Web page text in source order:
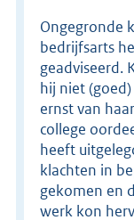
Ongegronde
bedrijfsarts
geadviseerd.
hij niet
ernst van
college
heeft
klachten in
gekomen en
werk kon